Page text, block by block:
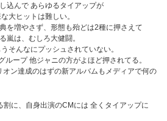
込んで あらゆるタイアップが
大ヒットは難しい。
を増やさず、形態も殆どは2種に押さえて
嵐は、むしろ大健闘。
そんなにプッシュされていない。
ループ 他ジャニの方がよほど押されてる。
ン達成のはずの新アルバムもメディアで何の
割に、自身出演のCMには 全くタイアップに